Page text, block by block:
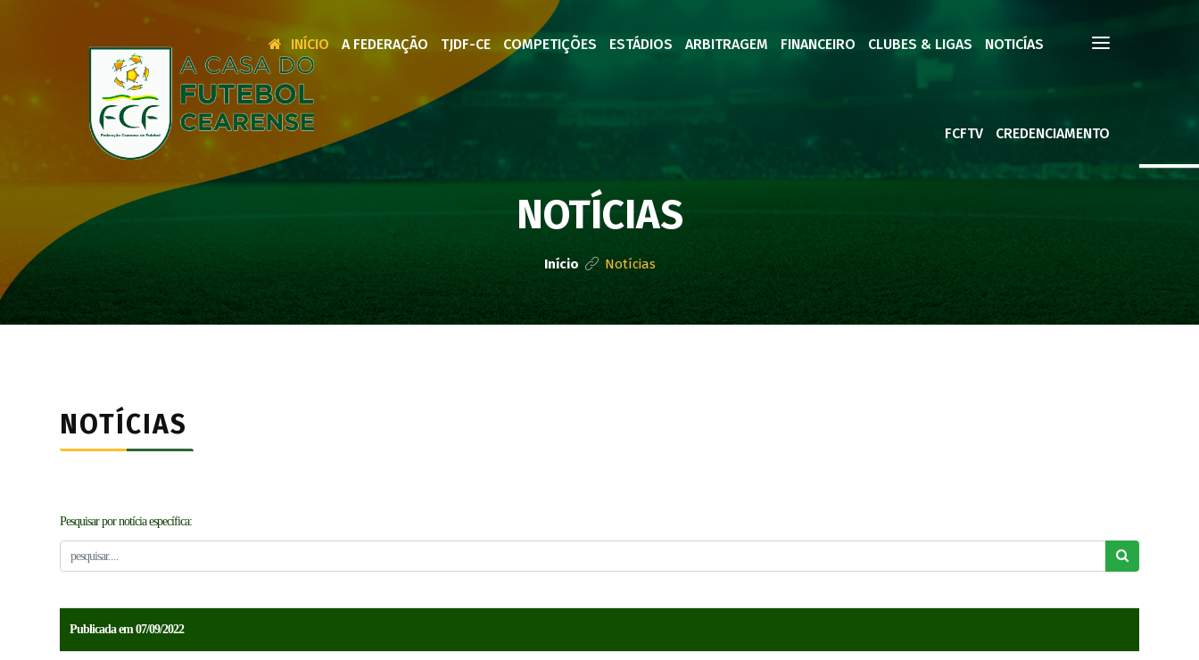
INÍCIO A FEDERAÇÃO TJDF-CE COMPETIÇÕES ESTÁDIOS ARBITRAGEM FINANCEIRO CLUBES & LIGAS NOTICÍAS
FCFTV CREDENCIAMENTO
NOTÍCIAS
Início Notícias
NOTÍCIAS
Pesquisar por notícia específica:
Publicada em 07/09/2022